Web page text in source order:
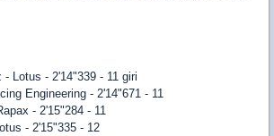
Lotus - 2'14"339 - 11 giri
Engineering - 2'14"671 - 11
- 2'15"284 - 11
- 2'15"335 - 12